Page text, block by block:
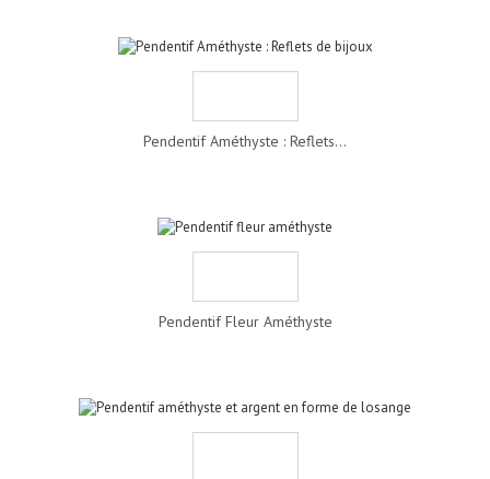
Pendentif Améthyste : Reflets...
Pendentif Fleur Améthyste